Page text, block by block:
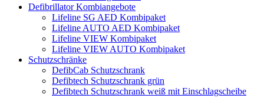
Defibrillator Kombiangebote
Lifeline SG AED Kombipaket
Lifeline AUTO AED Kombipaket
Lifeline VIEW Kombipaket
Lifeline VIEW AUTO Kombipaket
Schutzschränke
DefibCab Schutzschrank
Defibtech Schutzschrank grün
Defibtech Schutzschrank weiß mit Einschlagscheibe